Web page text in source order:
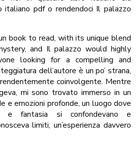
italiano pdf o rendendoci Il palazzo
book to read, with its unique blend
and Il palazzo would highly
looking for a compelling and
dell’autore è un po’ strana,
coinvolgente. Mentre
mi sono trovato immerso in un
e emozioni profonde, un luogo dove
fantasia si confondevano e
limiti, un’esperienza davvero